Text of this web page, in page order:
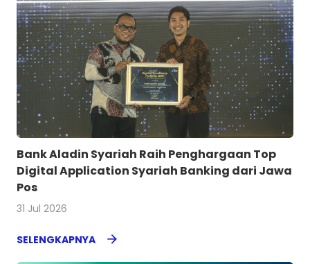
Bank Aladin Syariah Raih Penghargaan Top
Digital Application Syariah Banking dari Jawa
Pos
31 Jul 2026
SELENGKAPNYA